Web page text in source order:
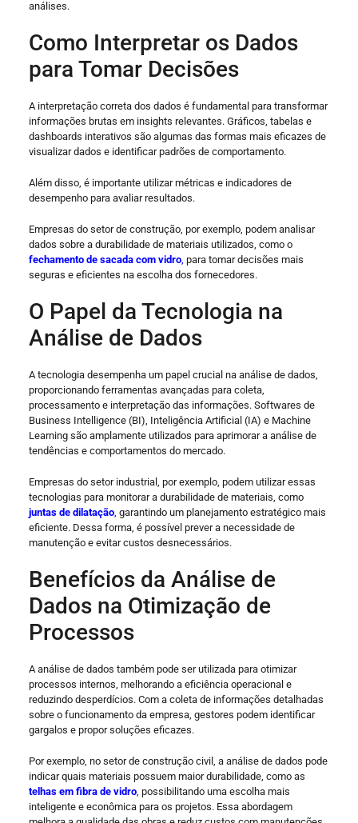
análises.
Como Interpretar os Dados
para Tomar Decisões
A interpretação correta dos dados é fundamental para transformar
informações brutas em insights relevantes. Gráficos, tabelas e
dashboards interativos são algumas das formas mais eficazes de
visualizar dados e identificar padrões de comportamento.
Além disso, é importante utilizar métricas e indicadores de
desempenho para avaliar resultados.
Empresas do setor de construção, por exemplo, podem analisar
dados sobre a durabilidade de materiais utilizados, como o
fechamento de sacada com vidro, para tomar decisões mais
seguras e eficientes na escolha dos fornecedores.
O Papel da Tecnologia na
Análise de Dados
A tecnologia desempenha um papel crucial na análise de dados,
proporcionando ferramentas avançadas para coleta,
processamento e interpretação das informações. Softwares de
Business Intelligence (BI), Inteligência Artificial (IA) e Machine
Learning são amplamente utilizados para aprimorar a análise de
tendências e comportamentos do mercado.
Empresas do setor industrial, por exemplo, podem utilizar essas
tecnologias para monitorar a durabilidade de materiais, como
juntas de dilatação, garantindo um planejamento estratégico mais
eficiente. Dessa forma, é possível prever a necessidade de
manutenção e evitar custos desnecessários.
Benefícios da Análise de
Dados na Otimização de
Processos
A análise de dados também pode ser utilizada para otimizar
processos internos, melhorando a eficiência operacional e
reduzindo desperdícios. Com a coleta de informações detalhadas
sobre o funcionamento da empresa, gestores podem identificar
gargalos e propor soluções eficazes.
Por exemplo, no setor de construção civil, a análise de dados pode
indicar quais materiais possuem maior durabilidade, como as
telhas em fibra de vidro, possibilitando uma escolha mais
inteligente e econômica para os projetos. Essa abordagem